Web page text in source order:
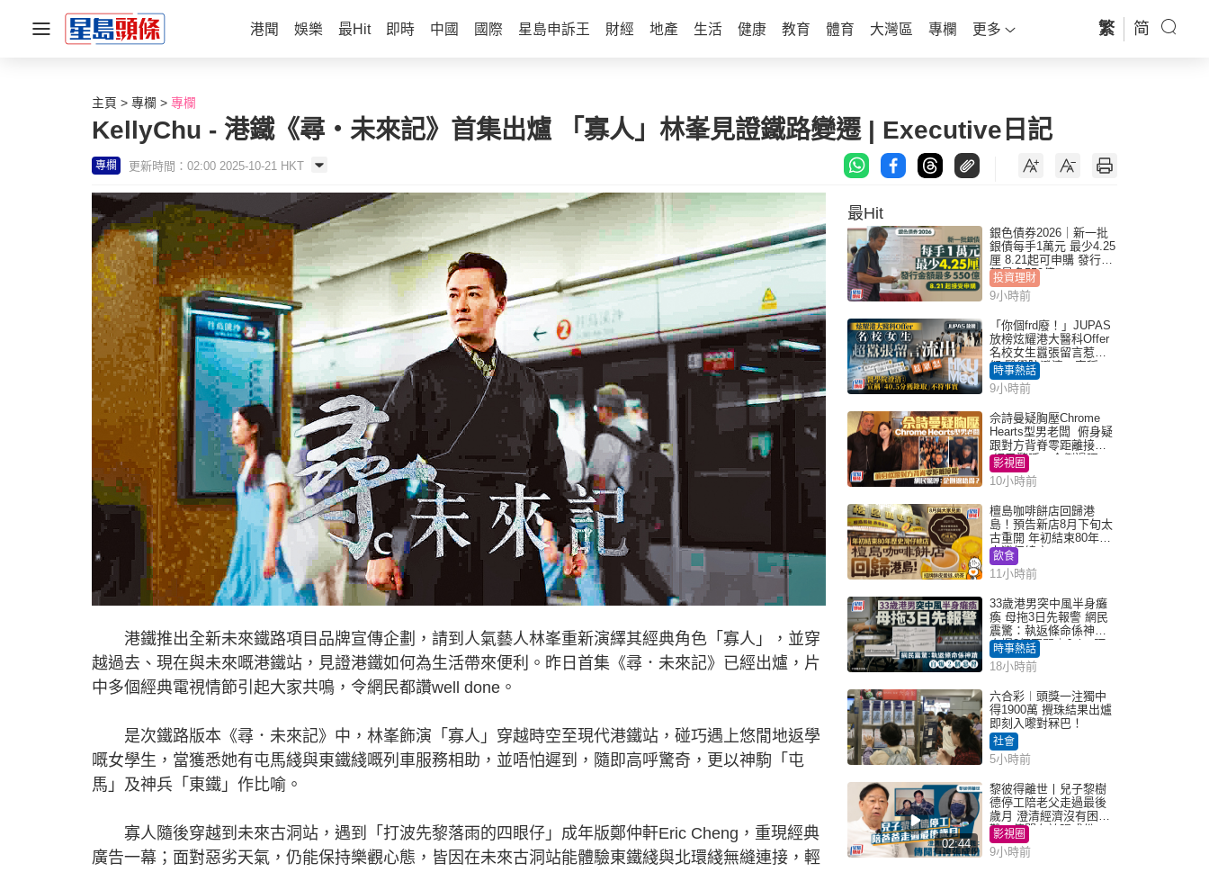
港聞 娛樂 最Hit 即時 中國 國際 星島申訴王 財經 地產 生活 健康 教育 體育 大灣區 專欄 更多 繁 简
主頁 專欄 專欄
KellyChu - 港鐵《尋‧未來記》首集出爐 「寡人」林峯見證鐵路變遷 | Executive日記
專欄 更新時間：02:00 2025-10-21 HKT
港鐵推出全新未來鐵路項目品牌宣傳企劃，請到人氣藝人林峯重新演繹其經典角色「寡人」，並穿
越過去、現在與未來嘅港鐵站，見證港鐵如何為生活帶來便利。昨日首集《尋．未來記》已經出爐，片
中多個經典電視情節引起大家共鳴，令網民都讚well done。
是次鐵路版本《尋．未來記》中，林峯飾演「寡人」穿越時空至現代港鐵站，碰巧遇上悠閒地返學
嘅女學生，當獲悉她有屯馬綫與東鐵綫嘅列車服務相助，並唔怕遲到，隨即高呼驚奇，更以神駒「屯
馬」及神兵「東鐵」作比喻。
寡人隨後穿越到未來古洞站，遇到「打波先黎落雨的四眼仔」成年版鄭仲軒Eric Cheng，重現經典
廣告一幕；面對惡劣天氣，仍能保持樂觀心態，皆因在未來古洞站能體驗東鐵綫與北環綫無縫連接，輕
最Hit
銀色債券2026｜新一批
銀債每手1萬元 最少4.25
厘 8.21起可申購 發行金
額最多550億
投資理財
9小時前
「你個frd廢！」JUPAS
放榜炫耀港大醫科Offer
名校女生囂張留言惹眾
怒 醫學院澄清：宣稱
「40.5分獲錄取」不符事
實｜Juicy叮
時事熱話
9小時前
佘詩曼疑胸壓Chrome
Hearts型男老闆 俯身疑
跟對方背脊零距離接觸
網民驚呼：企側邊唔
得？
影視圈
10小時前
檀島咖啡餅店回歸港
島！預告新店8月下旬太
古重開 年初結束80年歷
史灣仔總店
飲食
11小時前
33歲港男突中風半身癱
瘓 母拖3日先報警 網民
震驚：執返條命係神蹟
自爆2個惡習｜Juicy叮
時事熱話
18小時前
六合彩︱頭獎一注獨中
得1900萬 攪珠結果出爐
即刻入嚟對冧巴！
社會
5小時前
02:44
黎彼得離世丨兒子黎樹
德停工陪老父走過最後
歲月 澄清經濟沒有困
難：傳聞有誇張成份
影視圈
9小時前